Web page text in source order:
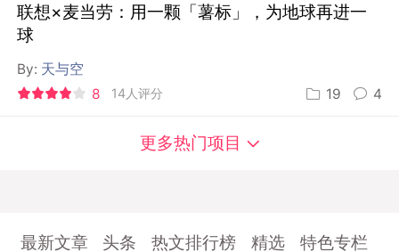
联想×麦当劳：用一颗「薯标」，为地球再进一
球
By: 天与空
8
14人评分 19 4
更多热门项目
最新文章 头条 热文排行榜 精选 特色专栏